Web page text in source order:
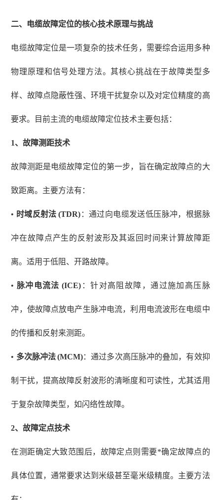
二、 电缆故障定位的核心技术原理与挑战
电缆故障定位是一项复杂的技术任务，需要综合运用多种
物理原理和信号处理方法。其核心挑战在于故障类型多
样、故障点隐蔽性强、环境干扰复杂以及对定位精度的高
要求。目前主流的电缆故障定位技术主要包括：
1、故障测距技术
故障测距是电缆故障定位的第一步，旨在确定故障点的大
致距离。主要方法有：
• 时域反射法 (TDR) ：通过向电缆发送低压脉冲，根据脉
冲在故障点产生的反射波形及其返回时间来计算故障距
离。适用于低阻、开路故障。
• 脉冲电流法 (ICE) ：针对高阻故障，通过施加高压脉
冲，使故障点放电产生脉冲电流，利用电流波形在电缆中
的传播和反射来测距。
• 多次脉冲法(MCM)：通过多次高压脉冲的叠加，有效抑
制干扰，提高故障反射波形的清晰度和可读性，尤其适用
于复杂故障类型，如闪络性故障。
2、故障定点技术
在测距确定大致范围后，故障定点则需要*确定故障点的
具体位置，通常要求达到米级甚至毫米级精度。主要方法